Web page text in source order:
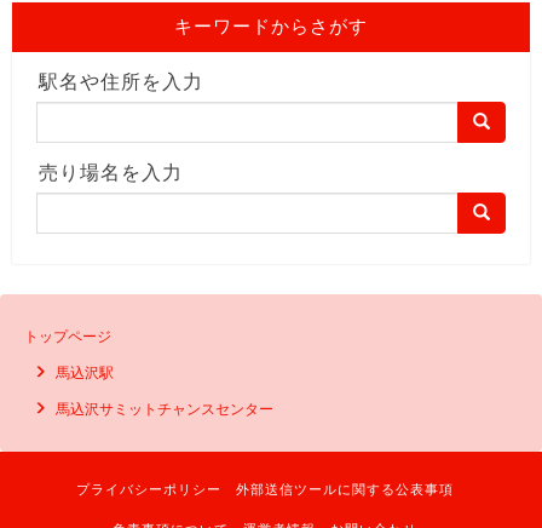
キーワードからさがす
駅名や住所を入力
売り場名を入力
トップページ
馬込沢駅
馬込沢サミットチャンスセンター
プライバシーポリシー 外部送信ツールに関する公表事項